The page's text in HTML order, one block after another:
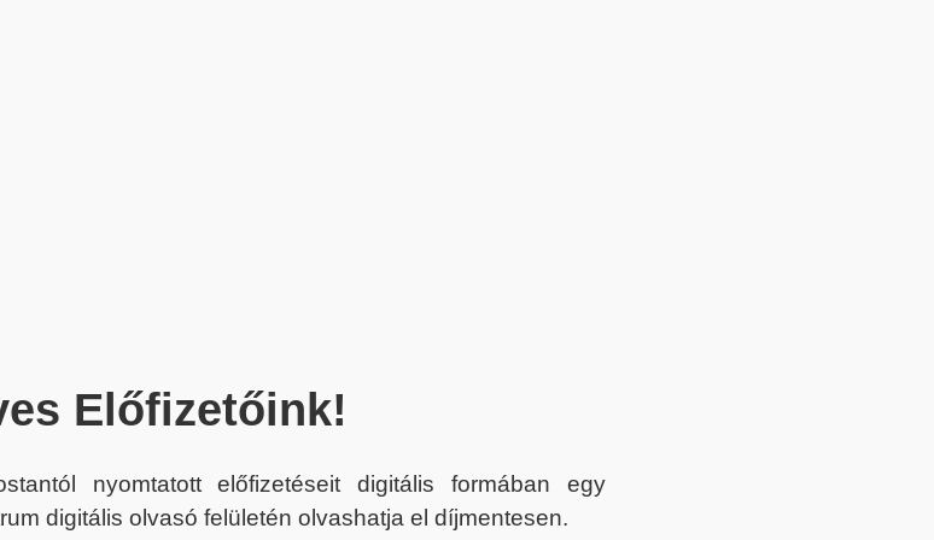
Előfizetőink!
nyomtatott előfizetéseit digitális formában egy
digitális olvasó felületén olvashatja el díjmentesen.